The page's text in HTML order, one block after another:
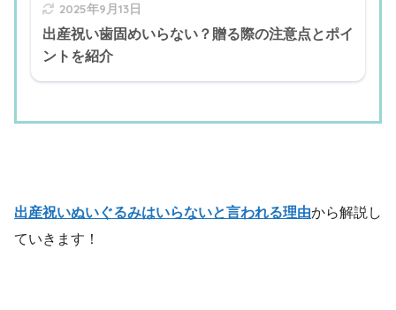
2025年9月13日
出産祝い歯固めいらない？贈る際の注意点とポイ
ントを紹介
出産祝いぬいぐるみはいらないと言われる理由から解説し
ていきます！